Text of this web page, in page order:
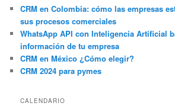
CRM en Colombia: cómo las empresas
sus procesos comerciales
WhatsApp API con Inteligencia Artificial
información de tu empresa
CRM en México ¿Cómo elegir?
CRM 2024 para pymes
CALENDARIO